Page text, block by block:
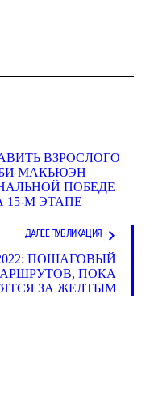
ВЗРОСЛОГО
МАКЬЮЭН
ПОБЕДЕ
М ЭТАПЕ
ДАЛЕЕ ПУБЛИКАЦИЯ
2022: ПОШАГОВЫЙ
ПОКА
ЗА ЖЕЛТЫМ